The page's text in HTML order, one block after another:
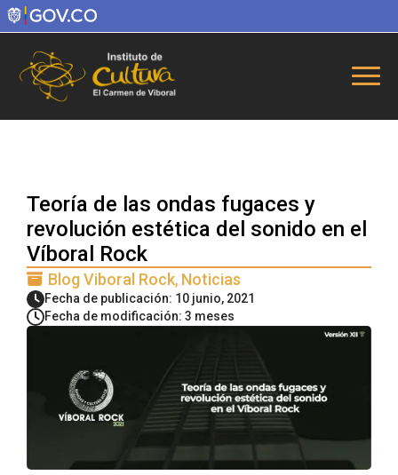
Teoría de las ondas fugaces y
revolución estética del sonido en el
Víboral Rock
Blog Viboral Rock Noticias
Fecha de publicación: 10 junio, 2021
Fecha de modificación: 3 meses